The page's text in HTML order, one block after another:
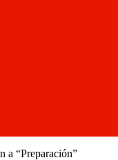
a “Preparación”